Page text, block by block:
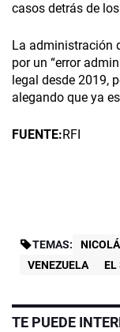
casos detrás de
La administración
por un “error
legal desde 2019,
alegando que ya
FUENTE:RFI
TEMAS:
VENEZUELA
EL
TE PUEDE